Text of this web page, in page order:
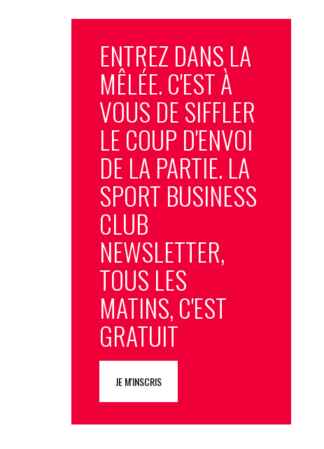
ENTREZ DANS LA
MÊLÉE. C'EST À
VOUS DE SIFFLER
LE COUP D'ENVOI
DE LA PARTIE. LA
SPORT BUSINESS
CLUB
NEWSLETTER,
TOUS LES
MATINS, C'EST
GRATUIT
JE M'INSCRIS